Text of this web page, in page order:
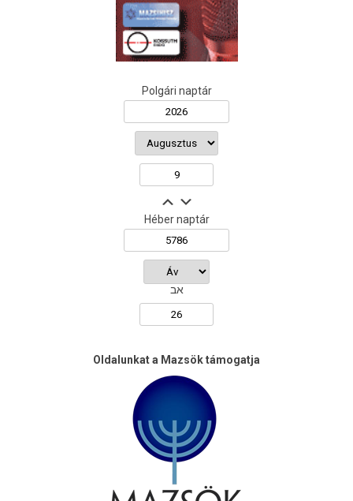
Polgári naptár
Héber naptár
אב
Oldalunkat a Mazsök támogatja